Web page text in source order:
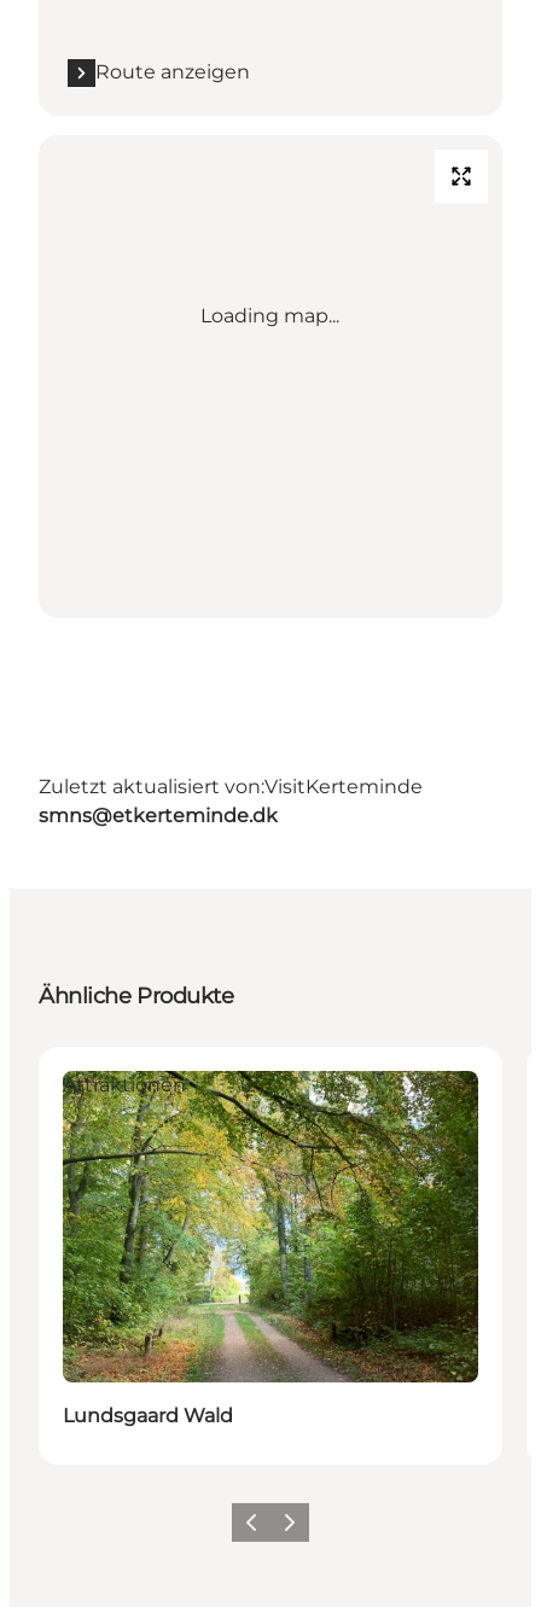
Route anzeigen
Loading map...
Zuletzt aktualisiert von:VisitKerteminde
smns@etkerteminde.dk
Ähnliche Produkte
Attraktionen
Lundsgaard Wald
ZurückWeiter